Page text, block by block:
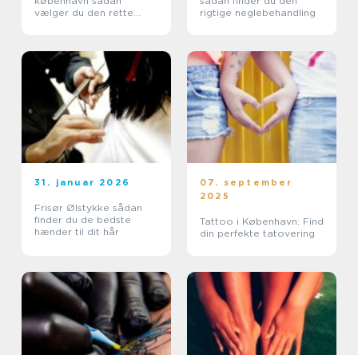
vælger du den rette
rigtige neglebehandling
31. januar 2026
Frisør Ølstykke sådan
finder du de bedste
hænder til dit hår
07. september
2025
Tattoo i København: Find
din perfekte tatovering